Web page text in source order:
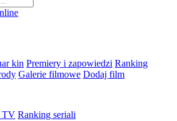
kin Premiery i zapowiedzi Ranking
Galerie filmowe Dodaj film
TV Ranking seriali